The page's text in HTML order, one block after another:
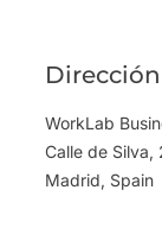
Dirección
WorkLab
Calle de Silva,
Madrid, Spain